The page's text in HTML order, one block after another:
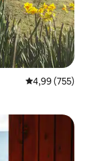
Gemiddelde
4,99 (755)